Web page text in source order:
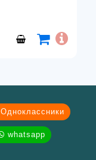
Одноклассники
whatsapp